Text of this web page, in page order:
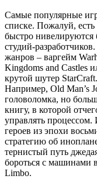
Cамые популярные
списке. Пожалуй,
быстро нивелируются
студий-
жанров – варгейм
Kingdoms and Castles
крутой шутер
Например, Old Man’s
головоломка, но
книгу, в которой
управлять
героев из эпохи
стратегию об
тернистый путь
бороться с машинами
Limbo.